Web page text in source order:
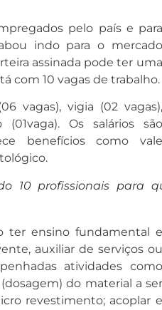
pelo país e para
indo para o mercado
assinada pode ter uma
com 10 vagas de trabalho.
vagas), vigia (02 vagas),
Os salários são
benefícios como vale
10 profissionais para
ter ensino fundamental e
auxiliar de serviços ou
atividades como
do material a ser
revestimento; acoplar e